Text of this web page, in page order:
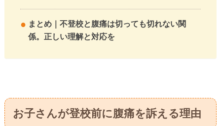
まとめ｜不登校と腹痛は切っても切れない関
係。正しい理解と対応を
お子さんが登校前に腹痛を訴える理由